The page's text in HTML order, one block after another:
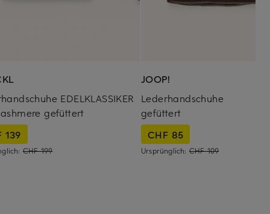
EDELKLASSIKER
gefüttert
139
CHF 199
JOOP!
Lederhandschuhe
gefüttert
CHF 85
Ursprünglich: CHF 109